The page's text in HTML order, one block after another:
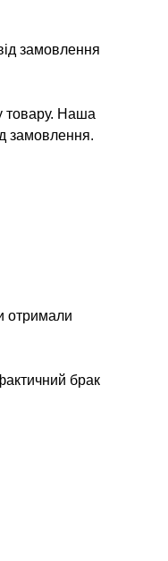
замовлення
товару. Наша
замовлення.
отримали
брак